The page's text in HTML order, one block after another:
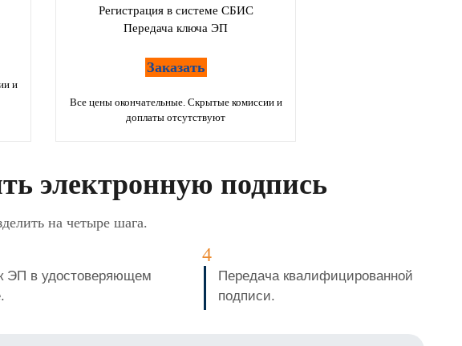
и
Регистрация в системе СБИС
Передача ключа ЭП
Заказать
Все цены окончательные. Скрытые комиссии и
доплаты отсутствуют
электронную подпись
на четыре шага.
ЭП в удостоверяющем
Передача квалифицированной
подписи.